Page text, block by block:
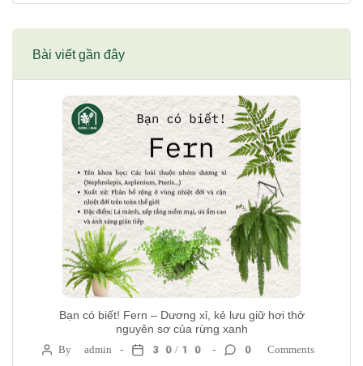
Bài viết gần đây
Bạn có biết! Fern – Dương xỉ, kẻ lưu giữ hơi thở
nguyên sơ của rừng xanh
By admin
30/10 0 Comments